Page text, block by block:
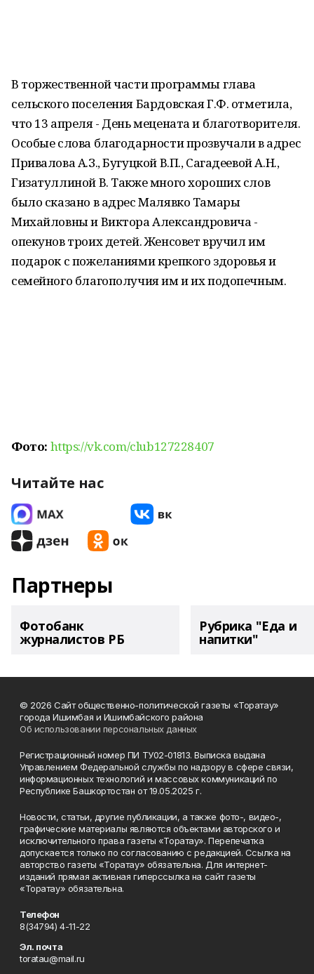
В торжественной части программы глава
сельского поселения Бардовская Г.Ф. отметила,
что 13 апреля - День мецената и благотворителя.
Особые слова благодарности прозвучали в адрес
Привалова А.З., Бугуцкой В.П., Сагадеевой А.Н.,
Гизатуллиной В. Также много хороших слов
было сказано в адрес Малявко Тамары
Михайловны и Виктора Александровича -
опекунов троих детей. Женсовет вручил им
подарок с пожеланиями крепкого здоровья и
семейного благополучия им и их подопечным.
Фото: https://vk.com/club127228407
Читайте нас
Партнеры
Фотобанк
журналистов РБ
Рубрика "Еда и
напитки"
© 2026 Сайт общественно-политической газеты «Торатау»
города Ишимбая и Ишимбайского района
Об использовании персональных данных
Регистрационный номер ПИ ТУ02-01813. Выписка выдана
Управлением Федеральной службы по надзору в сфере связи,
информационных технологий и массовых коммуникаций по
Республике Башкортостан от 19.05.2025 г.
Новости, статьи, другие публикации, а также фото-, видео-,
графические материалы являются объектами авторского и
исключительного права газеты «Торатау». Перепечатка
допускается только по согласованию с редакцией. Ссылка на
авторство газеты «Торатау» обязательна. Для интернет-
изданий прямая активная гиперссылка на сайт газеты
«Торатау» обязательна.
Телефон
8(34794) 4-11-22
Эл. почта
toratau@mail.ru